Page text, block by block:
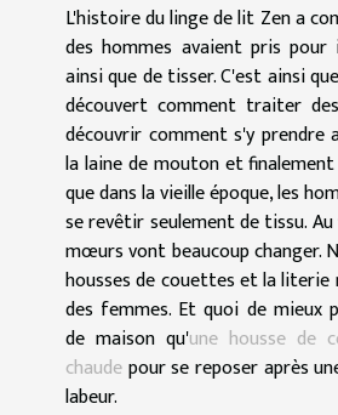
L'histoire du linge de lit Zen a
des hommes avaient pris
ainsi que de tisser. C'est ainsi
découvert comment traiter
découvrir comment s'y prendre
la laine de mouton et
que dans la vieille époque, les
se revêtir seulement de tissu. Au
mœurs vont beaucoup changer.
housses de couettes et la
des femmes. Et quoi de mieux
de maison qu'une housse de
chaudepour se reposer après
labeur.